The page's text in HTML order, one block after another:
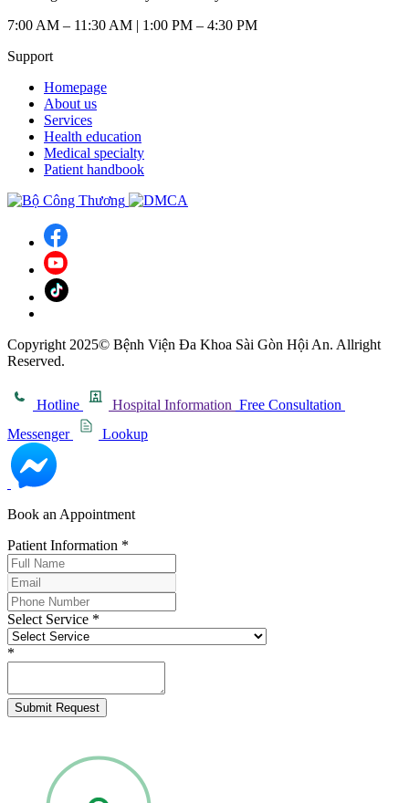
7:00 AM – 11:30 AM | 1:00 PM – 4:30 PM
Support
Homepage
About us
Services
Health education
Medical specialty
Patient handbook
Copyright 2025© Bệnh Viện Đa Khoa Sài Gòn Hội An. Allright
Reserved.
Hotline Hospital Information Free Consultation
Messenger
Lookup
Book an Appointment
Patient Information *
Select Service *
*
Submit Request